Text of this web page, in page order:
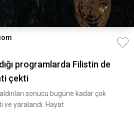
programlarda Filistin de
çekti
sonucu bugüne kadar çok
ve yaralandı. Hayat